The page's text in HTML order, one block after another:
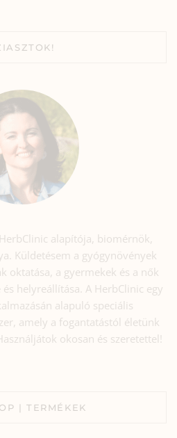
alapítója, biomérnök,
Küldetésem a gyógynövények
oktatása, a gyermekek és a nők
helyreállítása. A HerbClinic egy
alapuló speciális
amely a fogantatástól életünk
okosan és szeretettel!
| TERMÉKEK